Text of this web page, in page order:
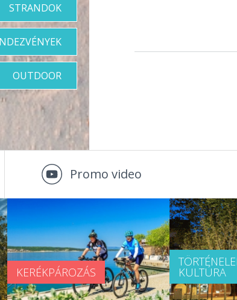
STRANDOK
OUTDOOR
Promo video
KERÉKPÁROZÁS KULTÚRA